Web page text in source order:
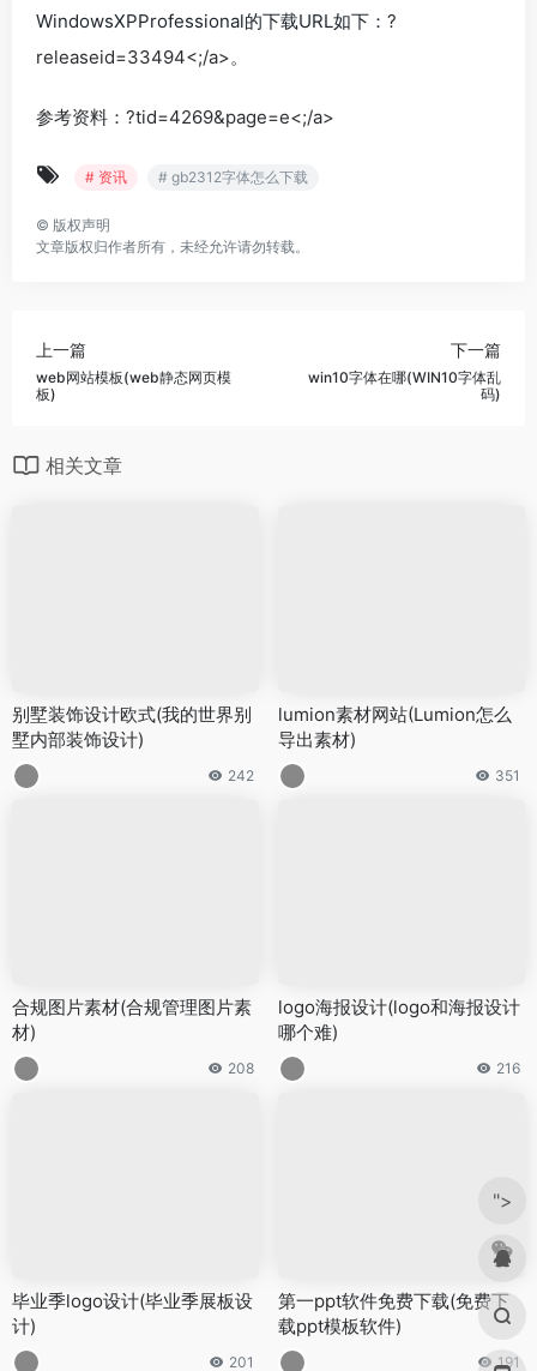
WindowsXPProfessional的下载URL如下： ?
releaseid=33494<;/a>。
参考资料： ?tid=4269&page=e<;/a>
# 资讯 # gb2312字体怎么下载
© 版权声明
文章版权归作者所有，未经允许请勿转载。
上一篇
web网站模板(web静态网页模
板)
下一篇
win10字体在哪(WIN10字体乱
码)
相关文章
别墅装饰设计欧式(我的世界别
墅内部装饰设计)
242
lumion素材网站(Lumion怎么
导出素材)
351
合规图片素材(合规管理图片素
材)
208
logo海报设计(logo和海报设计
哪个难)
216
毕业季logo设计(毕业季展板设
计)
201
第一ppt软件免费下载(免费下
载ppt模板软件)
191
">